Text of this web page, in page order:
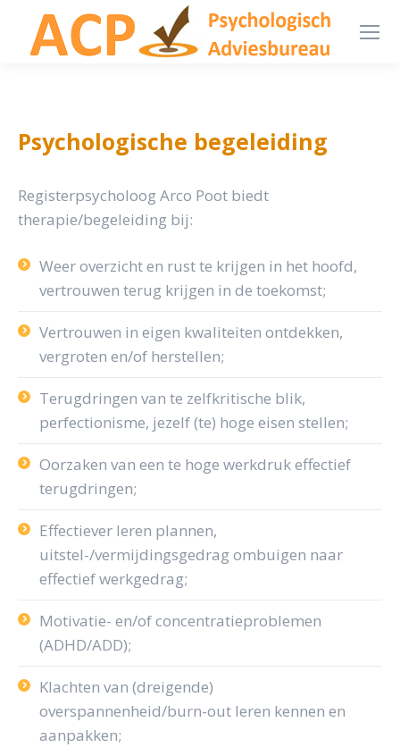
Psychologische begeleiding
Registerpsycholoog Arco Poot biedt
therapie/begeleiding bij:
Weer overzicht en rust te krijgen in het hoofd,
vertrouwen terug krijgen in de toekomst;
Vertrouwen in eigen kwaliteiten ontdekken,
vergroten en/of herstellen;
Terugdringen van te zelfkritische blik,
perfectionisme, jezelf (te) hoge eisen stellen;
Oorzaken van een te hoge werkdruk effectief
terugdringen;
Effectiever leren plannen,
uitstel-/vermijdingsgedrag ombuigen naar
effectief werkgedrag;
Motivatie- en/of concentratieproblemen
(ADHD/ADD);
Klachten van (dreigende)
overspannenheid/burn-out leren kennen en
aanpakken;